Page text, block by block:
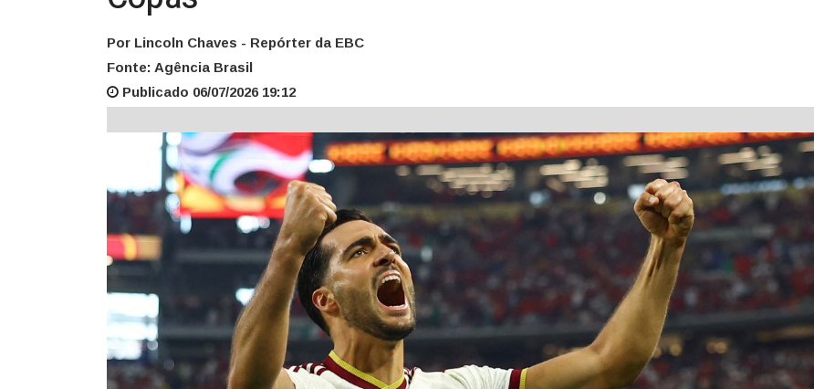
Por Lincoln Chaves - Repórter da EBC
Fonte: Agência Brasil
Publicado 06/07/2026 19:12